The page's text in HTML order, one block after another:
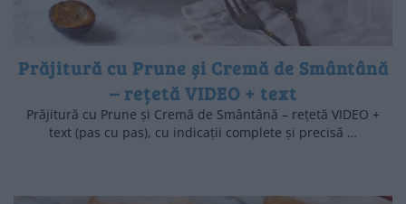
Prăjitură cu Prune și Cremă de Smântână
– rețetă VIDEO + text
Prăjitură cu Prune și Cremă de Smântână – rețetă VIDEO +
text (pas cu pas), cu indicații complete și precisă …